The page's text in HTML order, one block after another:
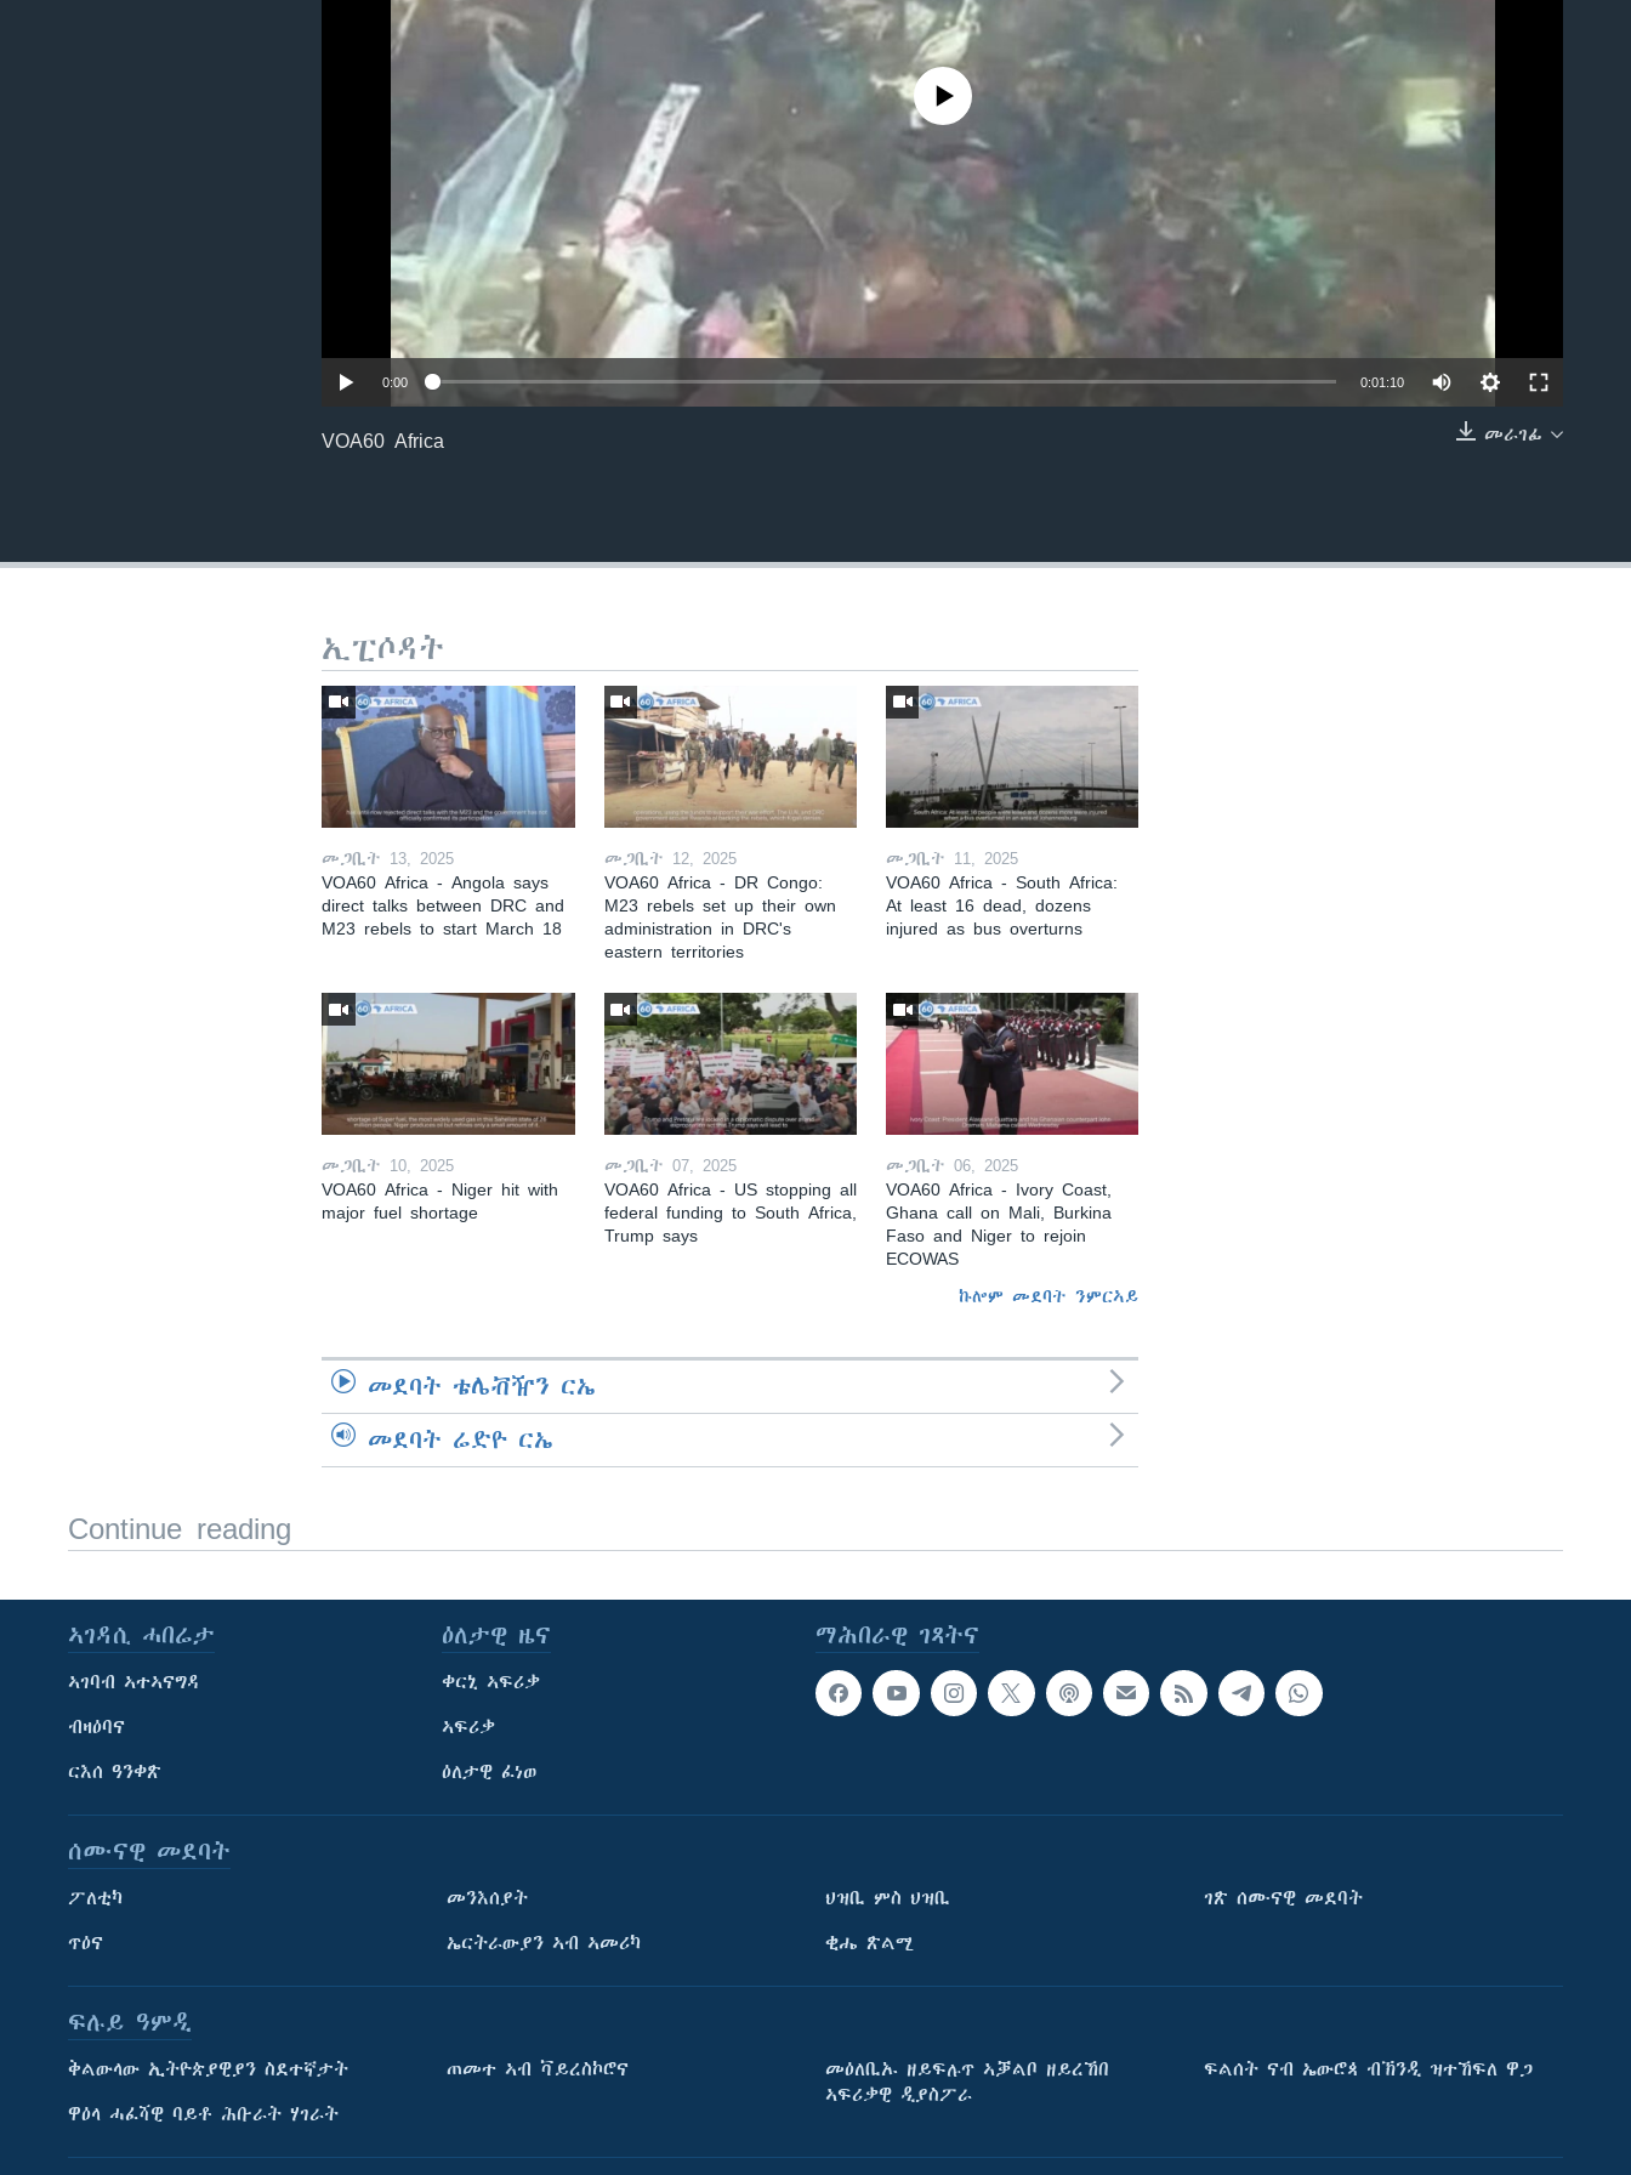
ትምህርቲ እንግሊዝኛ
ማሕበራዊ ገጻትና
No media source currently available
0:00 0:01:10
መራገፊ
VOA60 Africa
ኢፒሶዳት
መጋቢት 13, 2025
VOA60 Africa - Angola says
direct talks between DRC and
M23 rebels to start March 18
መጋቢት 12, 2025
VOA60 Africa - DR Congo:
M23 rebels set up their own
administration in DRC's
eastern territories
መጋቢት 11, 2025
VOA60 Africa - South Africa:
At least 16 dead, dozens
injured as bus overturns
መጋቢት 10, 2025
VOA60 Africa - Niger hit with
major fuel shortage
መጋቢት 07, 2025
VOA60 Africa - US stopping all
federal funding to South Africa,
Trump says
መጋቢት 06, 2025
VOA60 Africa - Ivory Coast,
Ghana call on Mali, Burkina
Faso and Niger to rejoin
ECOWAS
ኩሎም መደባት ንምርኣይ
መደባት ቴሌቭዥን ርኤ
መደባት ሬድዮ ርኤ
Continue reading
ማሕበራዊ ገጻትና
ኣገዳሲ ሓበሬታ
ኣገባብ ኣተኣናግዳ
ብዛዕባና
ርእሰ ዓንቀጽ
ዕለታዊ ዜና
ቀርኒ ኣፍሪቃ
ኣፍሪቃ
ዕለታዊ ፈነወ
ሰሙናዊ መደባት
ፖለቲካ
ጥዕና
መንእሰያት
ኤርትራውያን ኣብ ኣመሪካ
ህዝቢ ምስ ህዝቢ
ቂሔ ጽልሚ
ገጽ ሰሙናዊ መደባት
ፍሉይ ዓምዲ
ቅልውላው ኢትዮጵያዊያን ስደተኛታት
ዋዕላ ሓፈሻዊ ባይቶ ሕቡራት ሃገራት
ጠመተ ኣብ ቫይረስኮሮና
መዕለቢኡ ዘይፍሉጥ ኣቓልቦ ዘይረኸበ
ኣፍሪቃዊ ዲያስፖራ
ፍልሰት ናብ ኤውሮጳ ብኽንዲ ዝተኸፍለ ዋጋ